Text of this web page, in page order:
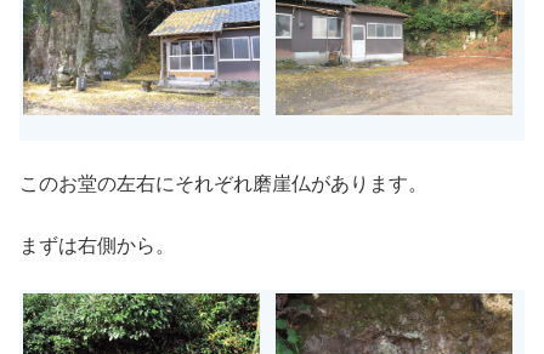
このお堂の左右にそれぞれ磨崖仏があります。
まずは右側から。